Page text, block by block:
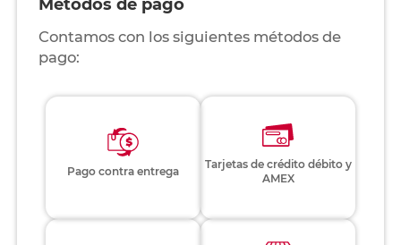
Métodos de pago
Contamos con los siguientes métodos de
pago:
Pago contra entrega
Tarjetas de crédito débito y
AMEX